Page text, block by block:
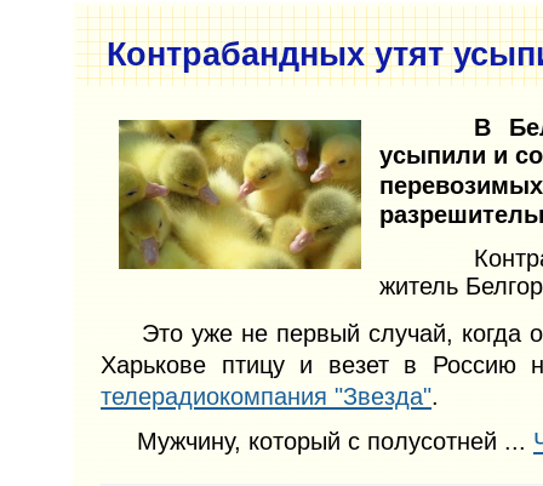
Контрабандных утят
В
усыпили и
житель
Это уже не первый случай, когда
Харькове птицу и везет в Россию
телерадиокомпания "Звезда".
Мужчину, который с полусотней ...